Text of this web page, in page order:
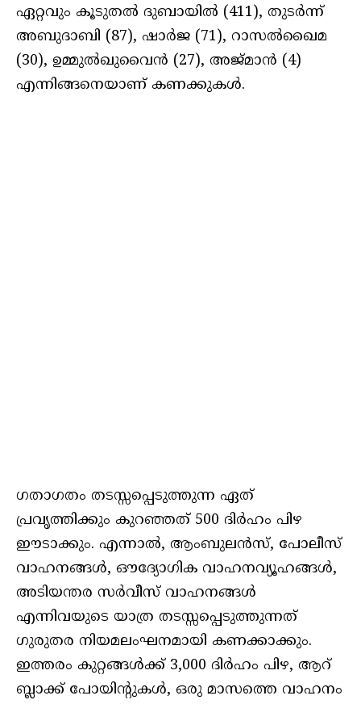
ഏറ്റവും കൂടുതൽ ദുബായിൽ (411), തുടർന്ന്
അബുദാബി (87), ഷാർജ (71), റാസൽഖൈമ
(30), ഉമ്മുൽഖുവൈൻ (27), അജ്മാൻ (4)
എന്നിങ്ങനെയാണ് കണക്കുകൾ.
ഗതാഗതം തടസ്സപ്പെടുത്തുന്ന ഏത്
പ്രവൃത്തിക്കും കുറഞ്ഞത് 500 ദിർഹം പിഴ
ഈടാക്കും. എന്നാൽ, ആംബുലൻസ്, പോലീസ്
വാഹനങ്ങൾ, ഔദ്യോഗിക വാഹനവ്യൂഹങ്ങൾ,
അടിയന്തര സർവീസ് വാഹനങ്ങൾ
എന്നിവയുടെ യാത്ര തടസ്സപ്പെടുത്തുന്നത്
ഗുരുതര നിയമലംഘനമായി കണക്കാക്കും.
ഇത്തരം കുറ്റങ്ങൾക്ക് 3,000 ദിർഹം പിഴ, ആറ്
ബ്ലാക്ക് പോയിന്റുകൾ, ഒരു മാസത്തെ വാഹനം